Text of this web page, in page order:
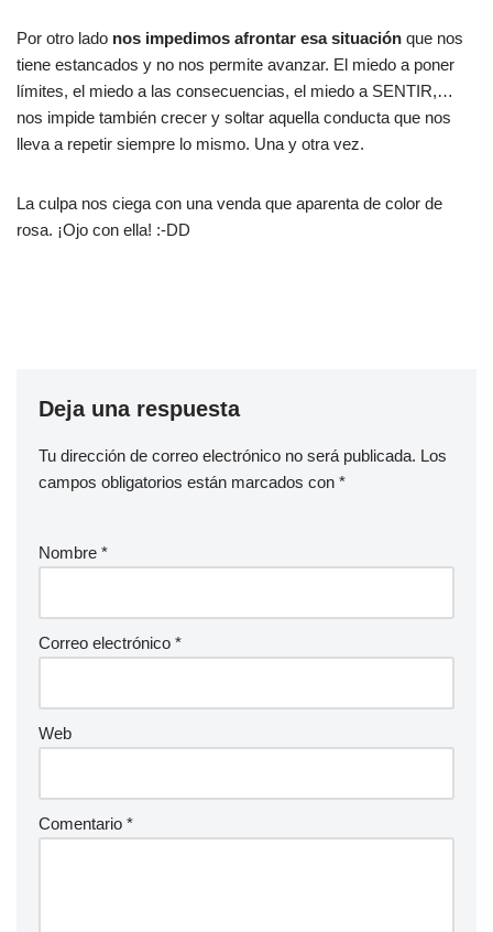
Por otro lado nos impedimos afrontar esa situación que nos
tiene estancados y no nos permite avanzar. El miedo a poner
límites, el miedo a las consecuencias, el miedo a SENTIR,…
nos impide también crecer y soltar aquella conducta que nos
lleva a repetir siempre lo mismo. Una y otra vez.
La culpa nos ciega con una venda que aparenta de color de
rosa. ¡Ojo con ella! :-DD
Deja una respuesta
Tu dirección de correo electrónico no será publicada. Los
campos obligatorios están marcados con *
Nombre *
Correo electrónico *
Web
Comentario *